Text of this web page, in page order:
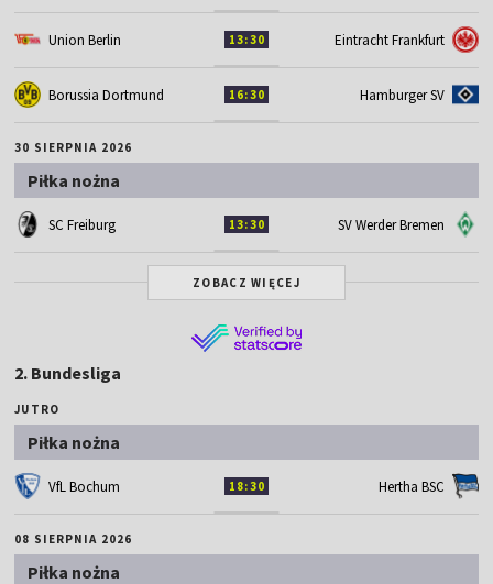
Union Berlin 13:30 Eintracht Frankfurt
Borussia Dortmund 16:30 Hamburger SV
30 SIERPNIA 2026
Piłka nożna
SC Freiburg 13:30 SV Werder Bremen
ZOBACZ WIĘCEJ
2. Bundesliga
JUTRO
Piłka nożna
VfL Bochum 18:30 Hertha BSC
08 SIERPNIA 2026
Piłka nożna